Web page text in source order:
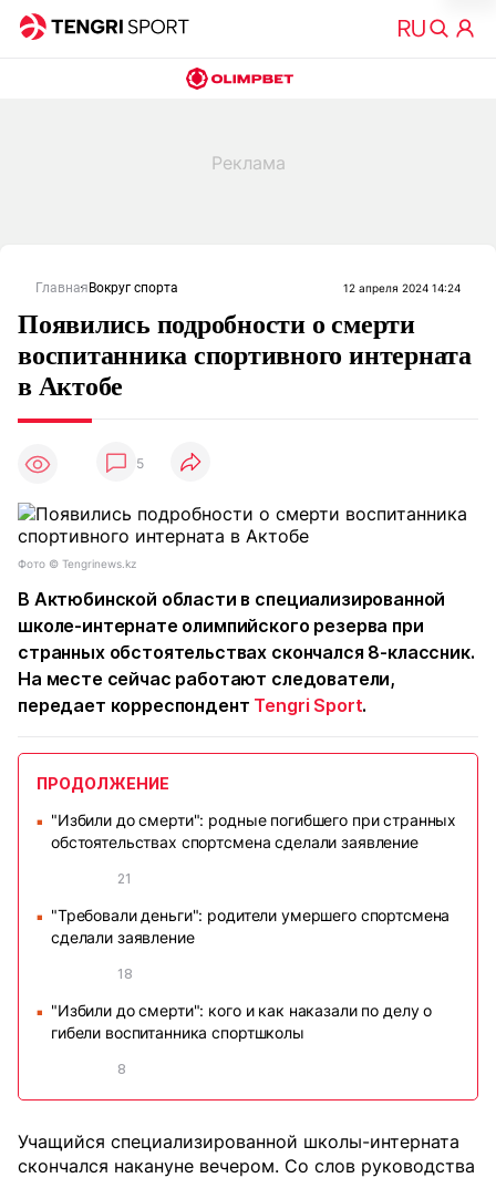
Главная Вокруг спорта 12 апреля 2024 14:24
Появились подробности о смерти
воспитанника спортивного интерната
в Актобе
5
Фото ©️ Tengrinews.kz
В Актюбинской области в специализированной
школе-интернате олимпийского резерва при
странных обстоятельствах скончался 8-классник.
На месте сейчас работают следователи,
передает корреспондент Tengri Sport.
ПРОДОЛЖЕНИЕ
■
"Избили до смерти": родные погибшего при странных
обстоятельствах спортсмена сделали заявление
21
■
"Требовали деньги": родители умершего спортсмена
сделали заявление
18
■
"Избили до смерти": кого и как наказали по делу о
гибели воспитанника спортшколы
8
Учащийся специализированной школы-интерната
скончался накануне вечером. Со слов руководства